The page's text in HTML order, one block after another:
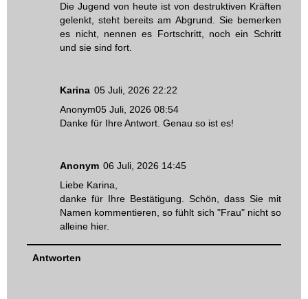
Die Jugend von heute ist von destruktiven Kräften
gelenkt, steht bereits am Abgrund. Sie bemerken
es nicht, nennen es Fortschritt, noch ein Schritt
und sie sind fort.
Karina 05 Juli, 2026 22:22
Anonym05 Juli, 2026 08:54
Danke für Ihre Antwort. Genau so ist es!
Anonym 06 Juli, 2026 14:45
Liebe Karina,
danke für Ihre Bestätigung. Schön, dass Sie mit
Namen kommentieren, so fühlt sich "Frau" nicht so
alleine hier.
Antworten